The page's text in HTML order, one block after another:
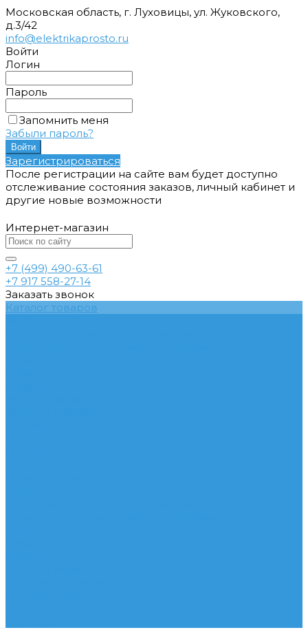
Московская область, г. Луховицы, ул. Жуковского,
д.3/42
info@elektrikaprosto.ru
Войти
Логин
Пароль
Запомнить меня
Забыли пароль?
Зарегистрироваться
После регистрации на сайте вам будет доступно
отслеживание состояния заказов, личный кабинет и
другие новые возможности
Интернет-магазин
+7 (499) 490-63-61
+7 917 558-27-14
Заказать звонок
Каталог товаров